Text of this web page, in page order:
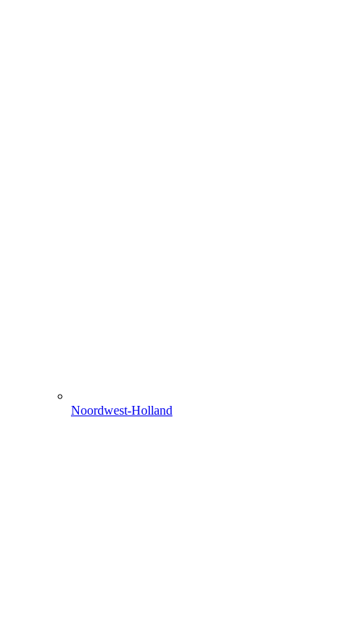
Noordwest-Holland